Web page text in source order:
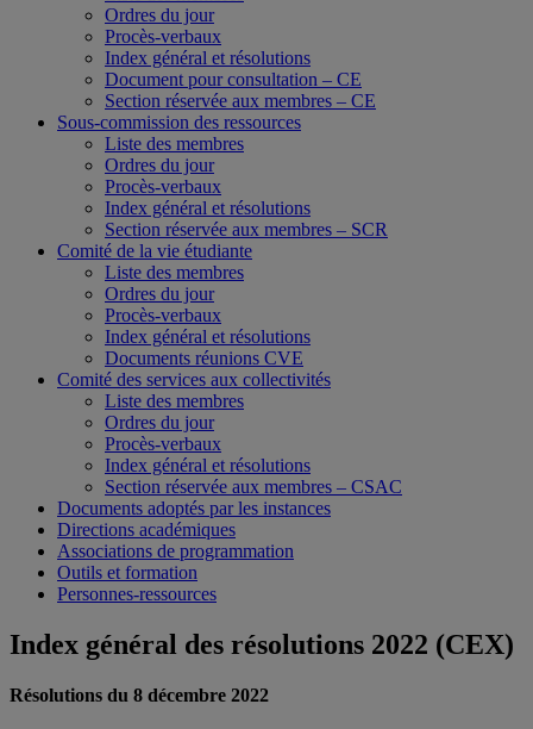
Ordres du jour
Procès-verbaux
Index général et résolutions
Document pour consultation – CE
Section réservée aux membres – CE
Sous-commission des ressources
Liste des membres
Ordres du jour
Procès-verbaux
Index général et résolutions
Section réservée aux membres – SCR
Comité de la vie étudiante
Liste des membres
Ordres du jour
Procès-verbaux
Index général et résolutions
Documents réunions CVE
Comité des services aux collectivités
Liste des membres
Ordres du jour
Procès-verbaux
Index général et résolutions
Section réservée aux membres – CSAC
Documents adoptés par les instances
Directions académiques
Associations de programmation
Outils et formation
Personnes-ressources
Index général des résolutions 2022 (CEX)
Résolutions du 8 décembre 2022